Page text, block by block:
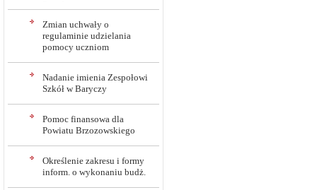
Zmian uchwały o
regulaminie udzielania
pomocy uczniom
Nadanie imienia Zespołowi
Szkół w Baryczy
Pomoc finansowa dla
Powiatu Brzozowskiego
Określenie zakresu i formy
inform. o wykonaniu budż.